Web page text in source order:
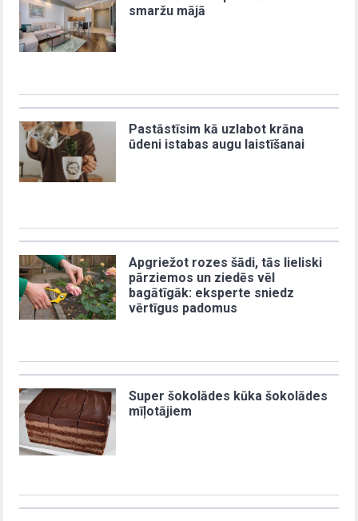
smaržu mājā
Pastāstīsim kā uzlabot krāna
ūdeni istabas augu laistīšanai
Apgriežot rozes šādi, tās lieliski
pārziemos un ziedēs vēl
bagātīgāk: eksperte sniedz
vērtīgus padomus
Super šokolādes kūka šokolādes
mīļotājiem